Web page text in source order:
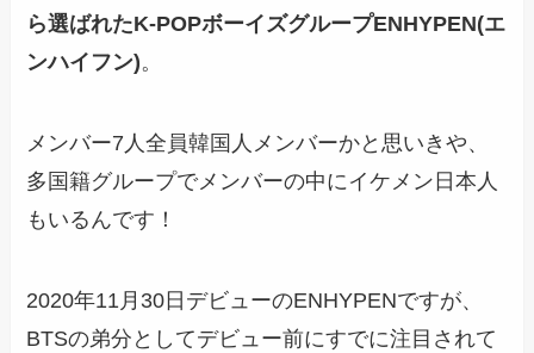
ら選ばれたK-POPボーイズグループENHYPEN(エ
ンハイフン)。
メンバー7人全員韓国人メンバーかと思いきや、
多国籍グループでメンバーの中にイケメン日本人
もいる んです！
2020年11月30日デビューのENHYPENですが、
BTSの弟分 としてデビュー前にすでに注目されて